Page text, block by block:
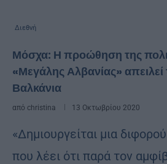
Διεθνή
Μόσχα: Η προώθηση της
«Μεγάλης Αλβανίας»
Βαλκάνια
από christina 13 Οκτωβρίου 2020
«Δημιουργείται μια
που λέει ότι παρά τον